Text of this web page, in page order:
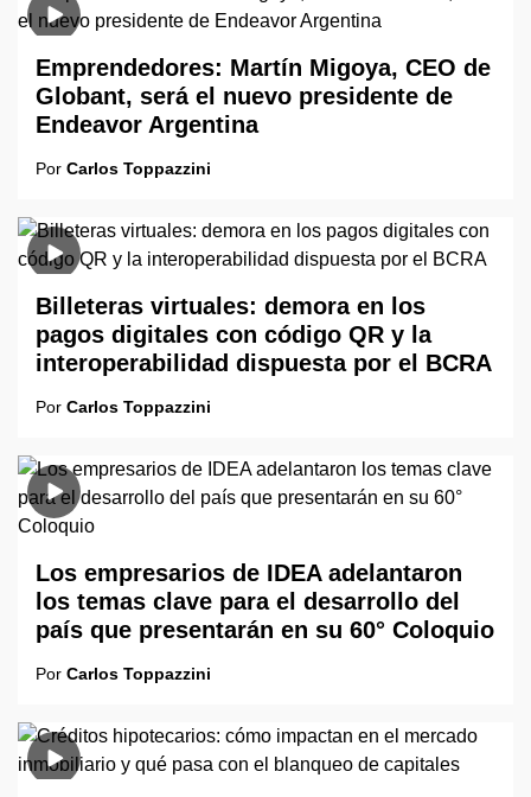
Emprendedores: Martín Migoya, CEO de
Globant, será el nuevo presidente de
Endeavor Argentina
Por Carlos Toppazzini
Billeteras virtuales: demora en los
pagos digitales con código QR y la
interoperabilidad dispuesta por el BCRA
Por Carlos Toppazzini
Los empresarios de IDEA adelantaron
los temas clave para el desarrollo del
país que presentarán en su 60° Coloquio
Por Carlos Toppazzini